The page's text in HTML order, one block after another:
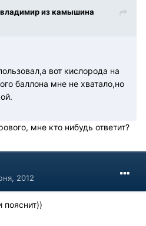
из камышина
вот кислорода на
баллона мне не хватало,но
мне кто нибудь ответит?
2012
пояснит))